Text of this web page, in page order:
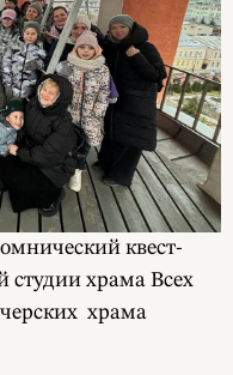
квест-
студии храма Всех
храма